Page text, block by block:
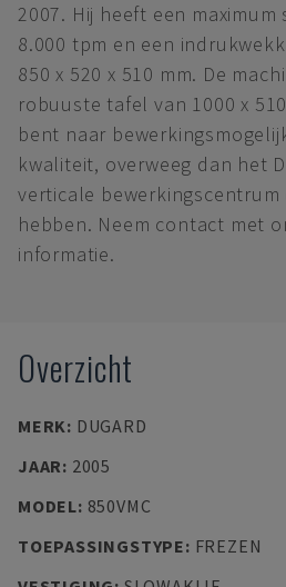
2007. Hij heeft een
8.000 tpm en een
850 x 520 x 510 mm. De
robuuste tafel van 1000 x
bent naar
kwaliteit, overweeg dan het
verticale
hebben. Neem contact met
informatie.
Overzicht
MERK: DUGARD
JAAR: 2005
MODEL: 850VMC
TOEPASSINGSTYPE: FREZEN